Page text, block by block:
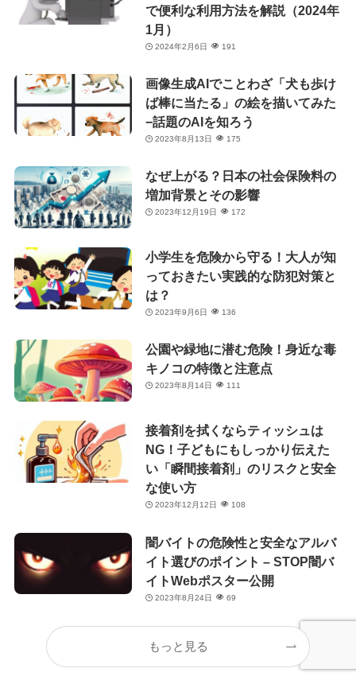
で便利な利用方法を解説（2024年
1月）
2024年2月6日 191
画像生成AIでことわざ「犬も歩け
ば棒に当たる」の絵を描いてみた
−話題のAIを知ろう
2023年8月13日 175
なぜ上がる？日本の社会保険料の
増加背景とその影響
2023年12月19日 172
小学生を危険から守る！大人が知
っておきたい実践的な防犯対策と
は？
2023年9月6日 136
公園や緑地に潜む危険！身近な毒
キノコの特徴と注意点
2023年8月14日 111
接着剤を拭くならティッシュは
NG！子どもにもしっかり伝えた
い「瞬間接着剤」のリスクと安全
な使い方
2023年12月12日 108
闇バイトの危険性と安全なアルバ
イト選びのポイント – STOP闇バ
イトWebポスター公開
2023年8月24日 69
もっと見る